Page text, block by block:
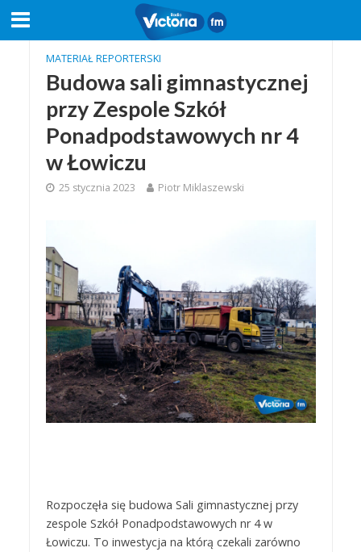
MATERIAŁ REPORTERSKI
Budowa sali gimnastycznej
przy Zespole Szkół
Ponadpodstawowych nr 4
w Łowiczu
25 stycznia 2023 Piotr Miklaszewski
Rozpoczęła się budowa Sali gimnastycznej przy
zespole Szkół Ponadpodstawowych nr 4 w
Łowiczu. To inwestycja na którą czekali zarówno